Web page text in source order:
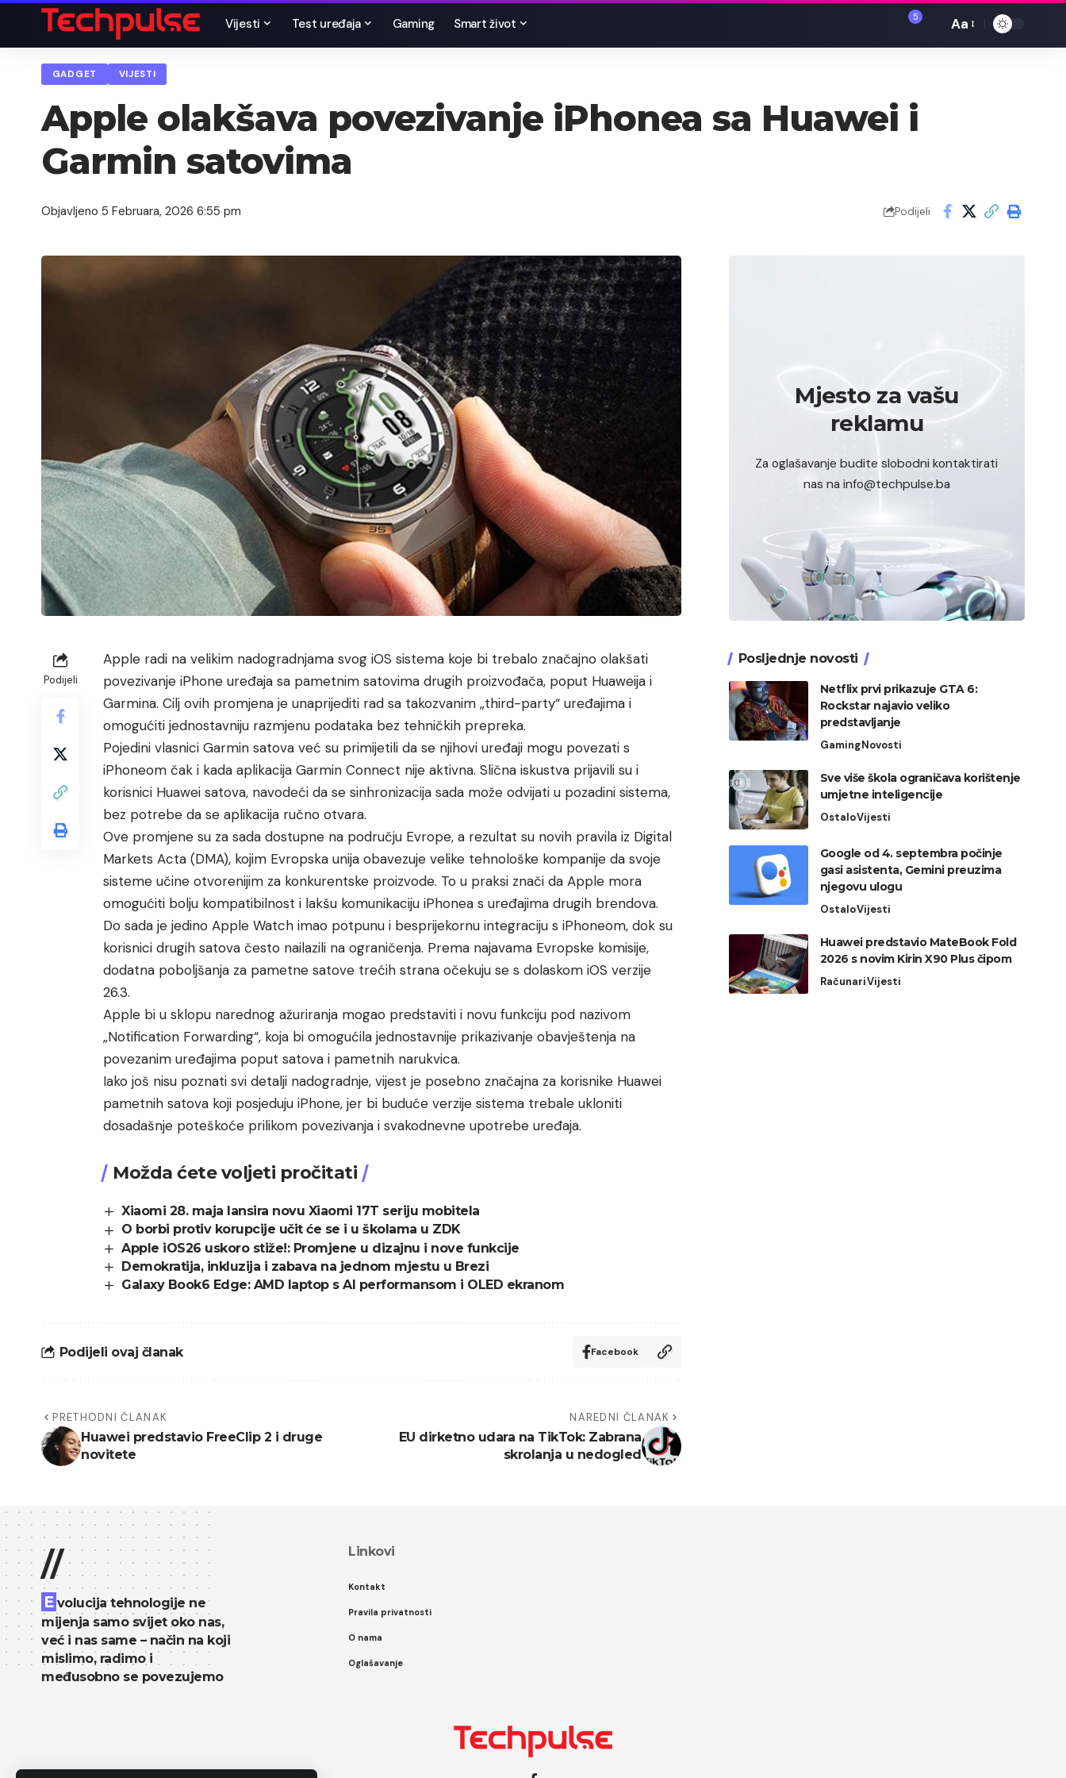
Vijesti Test uređaja Gaming Smart život 5
Font
Aa
GADGET VIJESTI
Apple olakšava povezivanje iPhonea sa Huawei i
Garmin satovima
Objavljeno 5 Februara, 2026 6:55 pm Podijeli
Podijeli
Apple radi na velikim nadogradnjama svog iOS sistema koje bi trebalo značajno olakšati
povezivanje iPhone uređaja sa pametnim satovima drugih proizvođača, poput Huaweija i
Garmina. Cilj ovih promjena je unaprijediti rad sa takozvanim „third-party“ uređajima i
omogućiti jednostavniju razmjenu podataka bez tehničkih prepreka.
Pojedini vlasnici Garmin satova već su primijetili da se njihovi uređaji mogu povezati s
iPhoneom čak i kada aplikacija Garmin Connect nije aktivna. Slična iskustva prijavili su i
korisnici Huawei satova, navodeći da se sinhronizacija sada može odvijati u pozadini sistema,
bez potrebe da se aplikacija ručno otvara.
Ove promjene su za sada dostupne na području Evrope, a rezultat su novih pravila iz Digital
Markets Acta (DMA), kojim Evropska unija obavezuje velike tehnološke kompanije da svoje
sisteme učine otvorenijim za konkurentske proizvode. To u praksi znači da Apple mora
omogućiti bolju kompatibilnost i lakšu komunikaciju iPhonea s uređajima drugih brendova.
Do sada je jedino Apple Watch imao potpunu i besprijekornu integraciju s iPhoneom, dok su
korisnici drugih satova često nailazili na ograničenja. Prema najavama Evropske komisije,
dodatna poboljšanja za pametne satove trećih strana očekuju se s dolaskom iOS verzije
26.3.
Apple bi u sklopu narednog ažuriranja mogao predstaviti i novu funkciju pod nazivom
„Notification Forwarding“, koja bi omogućila jednostavnije prikazivanje obavještenja na
povezanim uređajima poput satova i pametnih narukvica.
Iako još nisu poznati svi detalji nadogradnje, vijest je posebno značajna za korisnike Huawei
pametnih satova koji posjeduju iPhone, jer bi buduće verzije sistema trebale ukloniti
dosadašnje poteškoće prilikom povezivanja i svakodnevne upotrebe uređaja.
Možda ćete voljeti pročitati
Xiaomi 28. maja lansira novu Xiaomi 17T seriju mobitela
O borbi protiv korupcije učit će se i u školama u ZDK
Apple iOS26 uskoro stiže!: Promjene u dizajnu i nove funkcije
Demokratija, inkluzija i zabava na jednom mjestu u Brezi
Galaxy Book6 Edge: AMD laptop s AI performansom i OLED ekranom
Podijeli ovaj članak Facebook
PRETHODNI ČLANAK
Huawei predstavio FreeClip 2 i druge
novitete
NAREDNI ČLANAK
EU dirketno udara na TikTok: Zabrana
skrolanja u nedogled
Mjesto za vašu
reklamu
Za oglašavanje budite slobodni kontaktirati
nas na info@techpulse.ba
Posljednje novosti
Netflix prvi prikazuje GTA 6:
Rockstar najavio veliko
predstavljanje
GamingNovosti
Sve više škola ograničava korištenje
umjetne inteligencije
OstaloVijesti
Google od 4. septembra počinje
gasi asistenta, Gemini preuzima
njegovu ulogu
OstaloVijesti
Huawei predstavio MateBook Fold
2026 s novim Kirin X90 Plus čipom
RačunariVijesti
//
E volucija tehnologije ne
mijenja samo svijet oko nas,
već i nas same – način na koji
mislimo, radimo i
međusobno se povezujemo
Linkovi
Kontakt
Pravila privatnosti
O nama
Oglašavanje